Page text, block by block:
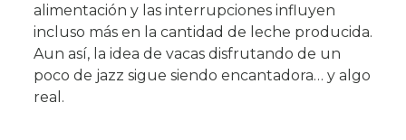
alimentación y las interrupciones influyen
incluso más en la cantidad de leche producida.
Aun así, la idea de vacas disfrutando de un
poco de jazz sigue siendo encantadora… y algo
real.